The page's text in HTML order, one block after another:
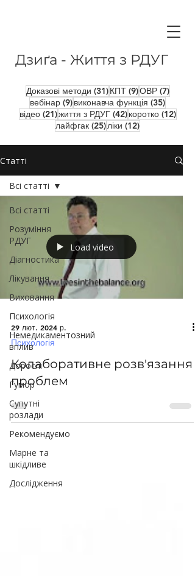
Дзиґа - Життя з РДУГ
Доказові методи (31)31 пост
КПТ (9)9 постів
ОВР (7)7 постів
вебінар (9)9 постів
виконавча функція (35)35 постів
відео (21)21 пост
життя з РДУГ (42)42 пости
коротко (12)12
лайфгак (25)25 постів
ліки (12)12 постів
Статті
Всі статті
Розуміння
РДУГ
Діагностика
Лікування
Виховання
Психологія
Немедикаментозний
вплив
Дорослі
Гумор
Супутні
розлади
Рекомендуємо
Марне та
шкідливе
Дослідження
Всі статті
Load video
29 лют. 2024 р.
Психологія
Колаборативне розв'язання
проблем